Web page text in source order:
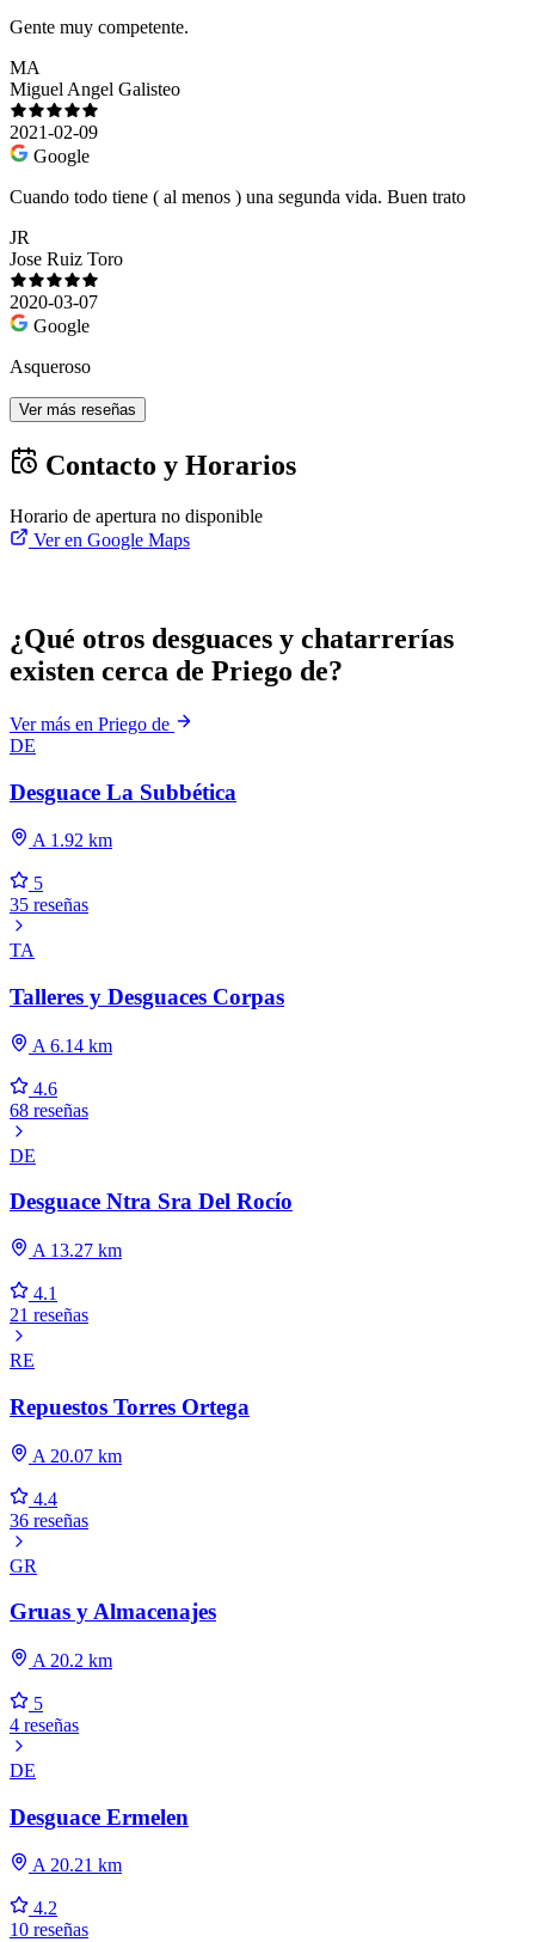
Gente muy competente.
MA
Miguel Angel Galisteo
2021-02-09
Google
Cuando todo tiene ( al menos ) una segunda vida. Buen trato
JR
Jose Ruiz Toro
2020-03-07
Google
Asqueroso
Ver más reseñas
Contacto y Horarios
Horario de apertura no disponible
Ver en Google Maps
¿Qué otros desguaces y chatarrerías
existen cerca de Priego de?
Ver más en Priego de
DE
Desguace La Subbética
A 1.92 km
5
35 reseñas
TA
Talleres y Desguaces Corpas
A 6.14 km
4.6
68 reseñas
DE
Desguace Ntra Sra Del Rocío
A 13.27 km
4.1
21 reseñas
RE
Repuestos Torres Ortega
A 20.07 km
4.4
36 reseñas
GR
Gruas y Almacenajes
A 20.2 km
5
4 reseñas
DE
Desguace Ermelen
A 20.21 km
4.2
10 reseñas